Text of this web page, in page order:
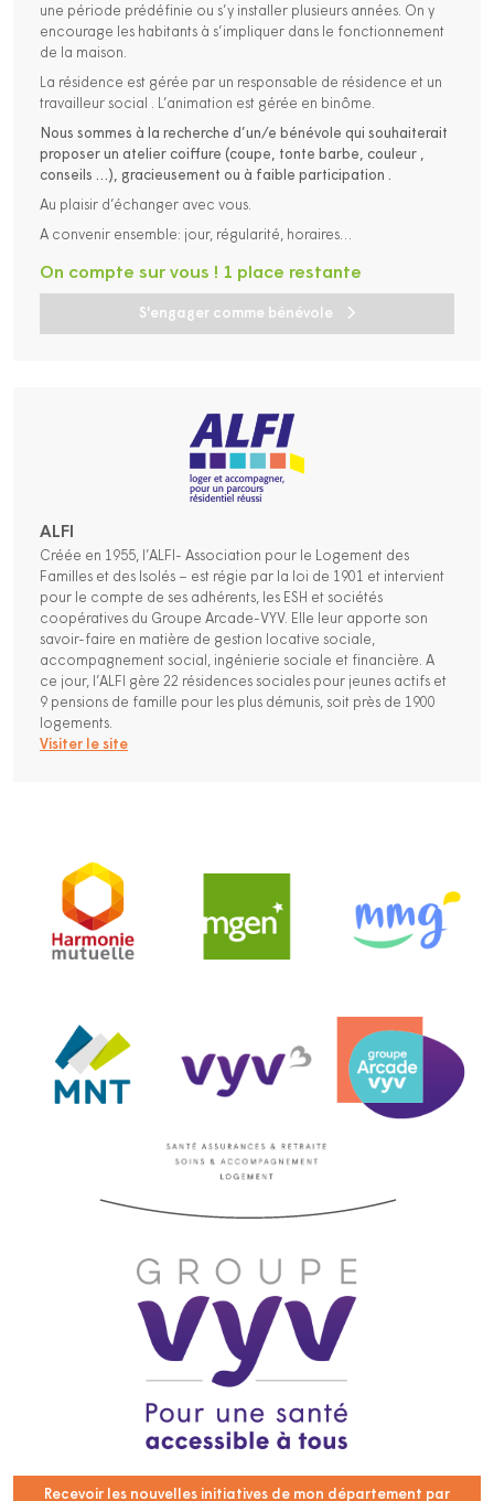
une période prédéfinie ou s’y installer plusieurs années. On y
encourage les habitants à s’impliquer dans le fonctionnement
de la maison.
La résidence est gérée par un responsable de résidence et un
travailleur social . L’animation est gérée en binôme.
Nous sommes à la recherche d’un/e bénévole qui souhaiterait
proposer un atelier coiffure (coupe, tonte barbe, couleur ,
conseils …), gracieusement ou à faible participation .
Au plaisir d’échanger avec vous.
A convenir ensemble: jour, régularité, horaires…
S'engager comme bénévole
On compte sur vous ! 1 place restante
ALFI
Créée en 1955, l’ALFI- Association pour le Logement des
Familles et des Isolés – est régie par la loi de 1901 et intervient
pour le compte de ses adhérents, les ESH et sociétés
coopératives du Groupe Arcade-VYV. Elle leur apporte son
savoir-faire en matière de gestion locative sociale,
accompagnement social, ingénierie sociale et financière. A
ce jour, l’ALFI gère 22 résidences sociales pour jeunes actifs et
9 pensions de famille pour les plus démunis, soit près de 1900
logements.
Visiter le site
Recevoir les nouvelles initiatives de mon département par